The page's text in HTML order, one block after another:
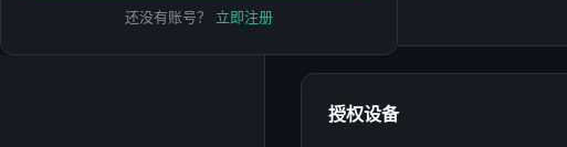
还没有账号？ 立即注册
授权设备